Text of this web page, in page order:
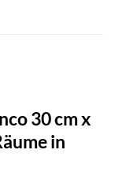
30 cm x
in